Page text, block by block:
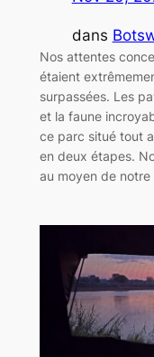
dans
Nos attentes
étaient
surpassées. Les
et la faune
ce parc situé tout
en deux étapes.
au moyen de